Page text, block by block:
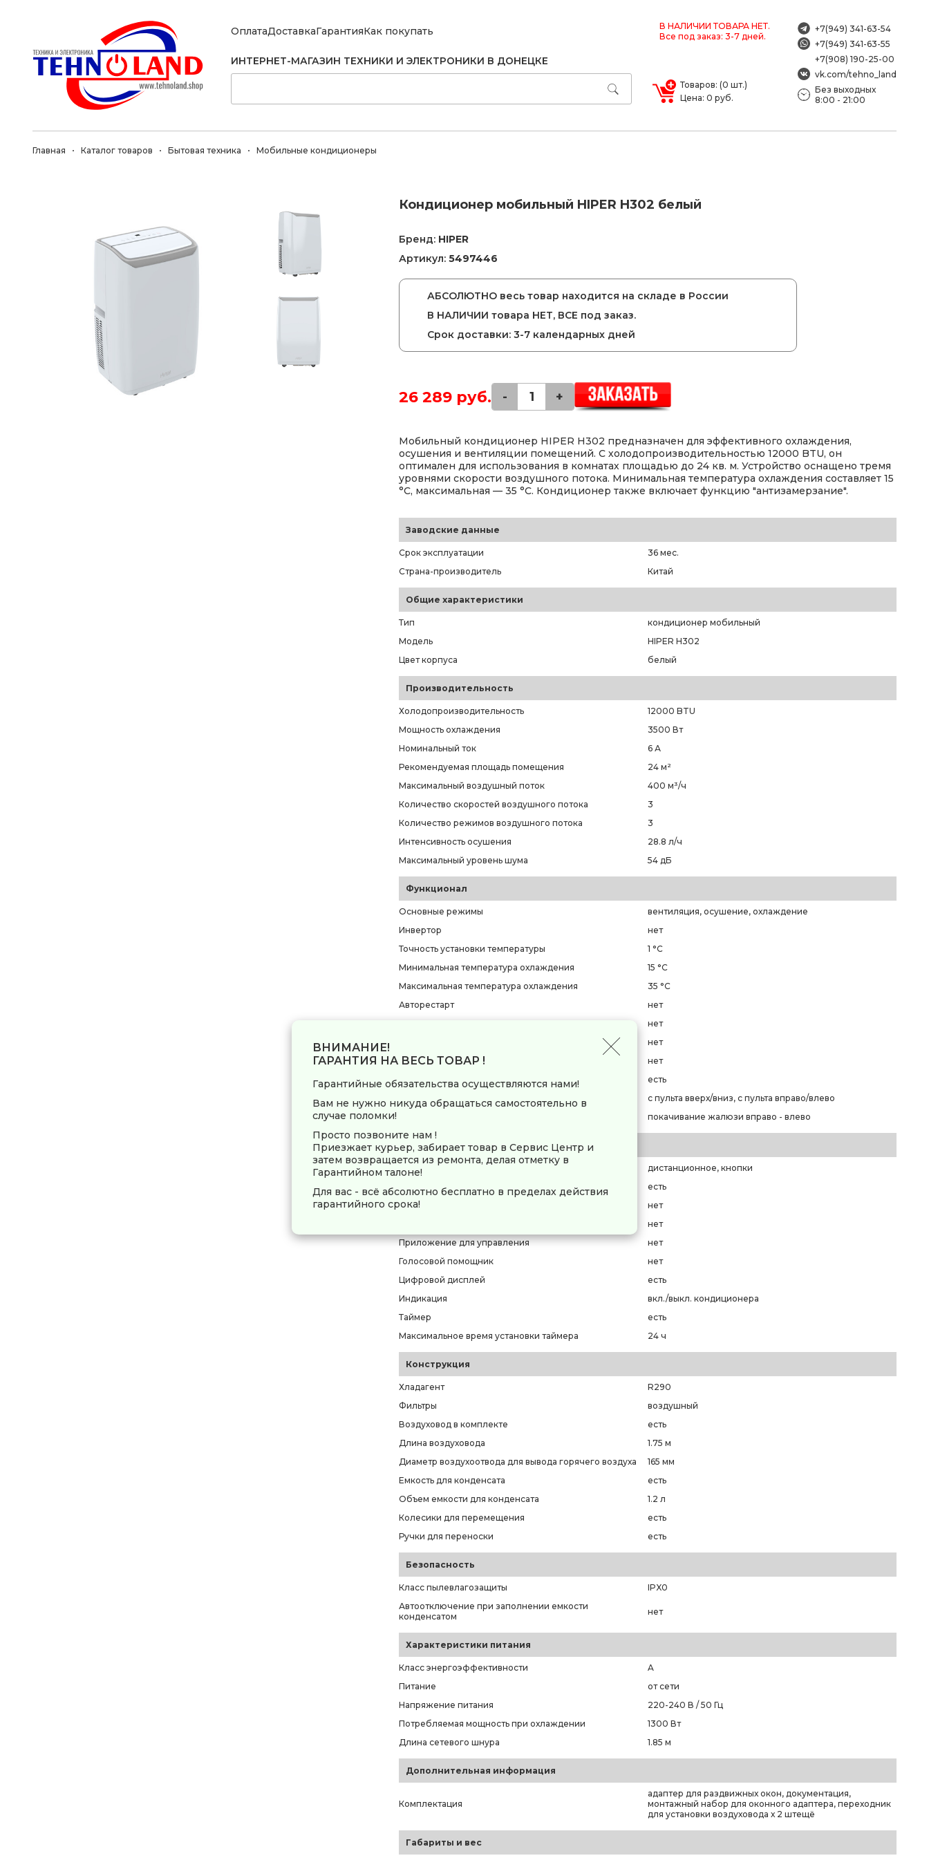
ОплатаДоставкаГарантияКак покупать
В НАЛИЧИИ ТОВАРА НЕТ.
Все под заказ: 3-7 дней.
ИНТЕРНЕТ-МАГАЗИН ТЕХНИКИ И ЭЛЕКТРОНИКИ В ДОНЕЦКЕ
Товаров: (0 шт.)
Цена: 0 руб.
+7(949) 341-63-54
+7(949) 341-63-55
+7(908) 190-25-00
vk.com/tehno_land
Без выходных
8:00 - 21:00
Главная Каталог товаров Бытовая техника Мобильные кондиционеры
Кондиционер мобильный HIPER H302 белый
Бренд: HIPER
Артикул: 5497446
АБСОЛЮТНО весь товар находится на складе в России
В НАЛИЧИИ товара НЕТ, ВСЕ под заказ.
Срок доставки: 3-7 календарных дней
26 289 руб. - +
Мобильный кондиционер HIPER H302 предназначен для эффективного охлаждения,
осушения и вентиляции помещений. С холодопроизводительностью 12000 BTU, он
оптимален для использования в комнатах площадью до 24 кв. м. Устройство оснащено тремя
уровнями скорости воздушного потока. Минимальная температура охлаждения составляет 15
°C, максимальная — 35 °C. Кондиционер также включает функцию "антизамерзание".
Заводские данные
Срок эксплуатации
36 мес.
Страна-производитель
Китай
Общие характеристики
Тип
кондиционер мобильный
Модель
HIPER H302
Цвет корпуса
белый
Производительность
Холодопроизводительность
12000 BTU
Мощность охлаждения
3500 Вт
Номинальный ток
6 А
Рекомендуемая площадь помещения
24 м²
Максимальный воздушный поток
400 м³/ч
Количество скоростей воздушного потока
3
Количество режимов воздушного потока
3
Интенсивность осушения
28.8 л/ч
Максимальный уровень шума
54 дБ
Функционал
Основные режимы
вентиляция, осушение, охлаждение
Инвертор
нет
Точность установки температуры
1 °C
Минимальная температура охлаждения
15 °C
Максимальная температура охлаждения
35 °C
Авторестарт
нет
нет
нет
Автоматическое испарение конденсата
нет
Функция "антизамерзание"
есть
Регулировка положения жалюзи
с пульта вверх/вниз, с пульта вправо/влево
покачивание жалюзи вправо - влево
Управление
Тип управления
дистанционное, кнопки
есть
Подсветка пульта
нет
нет
Приложение для управления
нет
Голосовой помощник
нет
Цифровой дисплей
есть
Индикация
вкл./выкл. кондиционера
Таймер
есть
Максимальное время установки таймера
24 ч
Конструкция
Хладагент
R290
Фильтры
воздушный
Воздуховод в комплекте
есть
Длина воздуховода
1.75 м
Диаметр воздухоотвода для вывода горячего воздуха
165 мм
Емкость для конденсата
есть
Объем емкости для конденсата
1.2 л
Колесики для перемещения
есть
Ручки для переноски
есть
Безопасность
Класс пылевлагозащиты
IPX0
Автоотключение при заполнении емкости
конденсатом
нет
Характеристики питания
Класс энергоэффективности
A
Питание
от сети
Напряжение питания
220-240 В / 50 Гц
Потребляемая мощность при охлаждении
1300 Вт
Длина сетевого шнура
1.85 м
Дополнительная информация
Комплектация
адаптер для раздвижных окон, документация,
монтажный набор для оконного адаптера, переходник
для установки воздуховода х 2 штещё
Габариты и вес
ВНИМАНИЕ!
ГАРАНТИЯ НА ВЕСЬ ТОВАР !
Гарантийные обязательства осуществляются нами!
Вам не нужно никуда обращаться самостоятельно в
случае поломки!
Просто позвоните нам !
Приезжает курьер, забирает товар в Сервис Центр и
затем возвращается из ремонта, делая отметку в
Гарантийном талоне!
Для вас - всё абсолютно бесплатно в пределах действия
гарантийного срока!